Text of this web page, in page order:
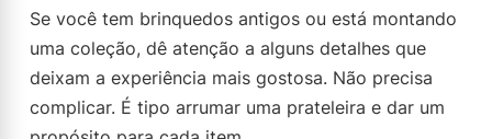
Se você tem brinquedos antigos ou está montando
uma coleção, dê atenção a alguns detalhes que
deixam a experiência mais gostosa. Não precisa
complicar. É tipo arrumar uma prateleira e dar um